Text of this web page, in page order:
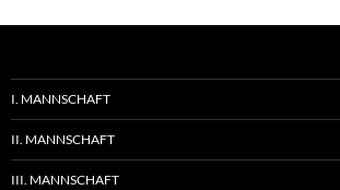
I. MANNSCHAFT
II. MANNSCHAFT
III. MANNSCHAFT